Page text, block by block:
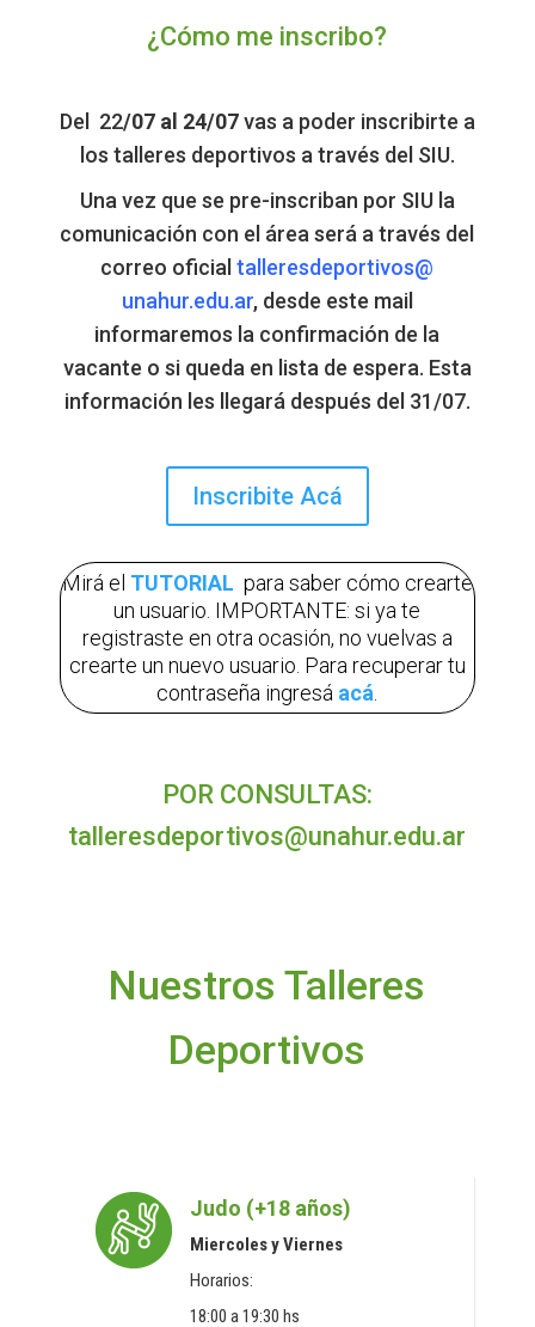
¿Cómo me inscribo?
Del 22/07 al 24/07vas a poder inscribirte a
los talleres deportivos a través del SIU.
Una vez que se pre-inscriban por SIU la
comunicación con el área será a través del
correo oficialtalleresdeportivos@
unahur.edu.ar, desde este mail
informaremos la confirmación de la
vacante o si queda en lista de espera. Esta
información les llegará después del 31/07.
Inscribite Acá
Mirá el TUTORIAL para saber cómo crearte
un usuario. IMPORTANTE: si ya te
registraste en otra ocasión, no vuelvas a
crearte un nuevo usuario. Para recuperar tu
contraseña ingresá acá.
POR CONSULTAS:
talleresdeportivos@unahur.edu.ar
Nuestros Talleres
Deportivos
Judo (+18 años)
Miercoles y Viernes
Horarios:
18:00 a 19:30 hs